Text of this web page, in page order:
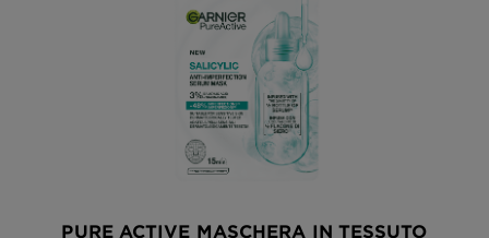
PURE ACTIVE MASCHERA IN TESSUTO